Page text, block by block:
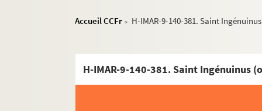
Accueil CCFr > H-IMAR-9-140-381. Saint